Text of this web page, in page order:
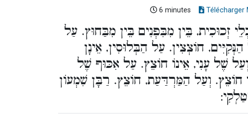
6 minutes Télécharger
זְכוּכִית, בֵּין מִבִּפְנִים בֵּין מִבַּחוּץ. עַל
חוֹצְצִין. עַל הַבְּלוּסִין, אֵינָן
שֶׁל עָנִי, אֵינוֹ חוֹצֵץ. עַל אִכּוּף שֶׁל
חוֹצֵץ. וְעַל הַמַּרְדַּעַת, חוֹצֵץ. רַבָּן שִׁמְעוֹן